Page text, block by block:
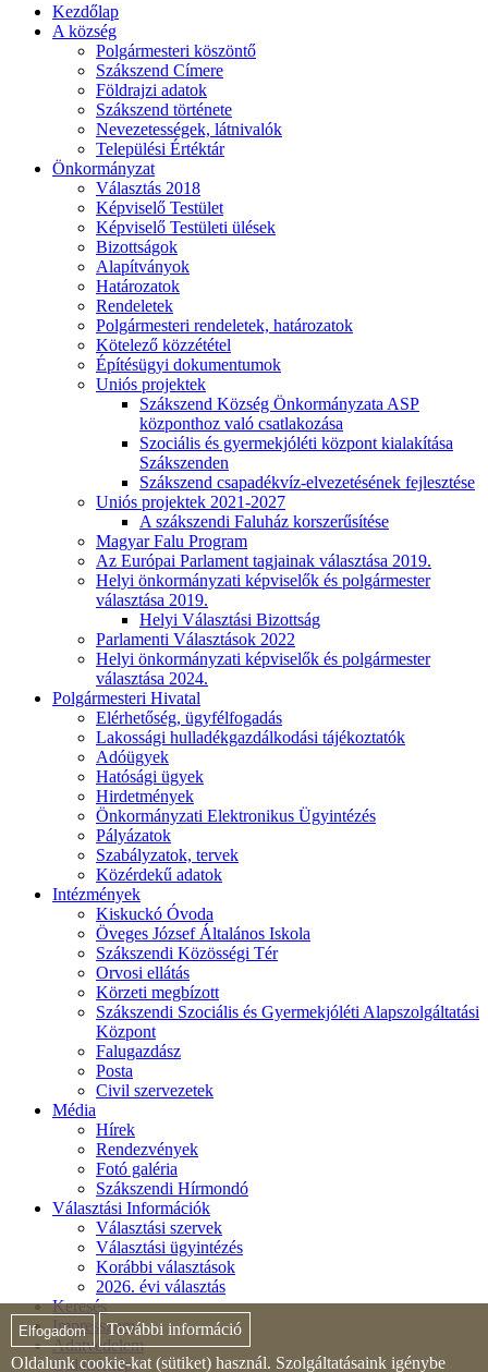
Elfogadom
További információ
Oldalunk cookie-kat (sütiket) használ. Szolgáltatásaink igénybe
Kezdőlap
A község
Polgármesteri köszöntő
Szákszend Címere
Földrajzi adatok
Szákszend története
Nevezetességek, látnivalók
Települési Értéktár
Önkormányzat
Választás 2018
Képviselő Testület
Képviselő Testületi ülések
Bizottságok
Alapítványok
Határozatok
Rendeletek
Polgármesteri rendeletek, határozatok
Kötelező közzététel
Építésügyi dokumentumok
Uniós projektek
Szákszend Község Önkormányzata ASP
központhoz való csatlakozása
Szociális és gyermekjóléti központ kialakítása
Szákszenden
Szákszend csapadékvíz-elvezetésének fejlesztése
Uniós projektek 2021-2027
A szákszendi Faluház korszerűsítése
Magyar Falu Program
Az Európai Parlament tagjainak választása 2019.
Helyi önkormányzati képviselők és polgármester
választása 2019.
Helyi Választási Bizottság
Parlamenti Választások 2022
Helyi önkormányzati képviselők és polgármester
választása 2024.
Polgármesteri Hivatal
Elérhetőség, ügyfélfogadás
Lakossági hulladékgazdálkodási tájékoztatók
Adóügyek
Hatósági ügyek
Hirdetmények
Önkormányzati Elektronikus Ügyintézés
Pályázatok
Szabályzatok, tervek
Közérdekű adatok
Intézmények
Kiskuckó Óvoda
Öveges József Általános Iskola
Szákszendi Közösségi Tér
Orvosi ellátás
Körzeti megbízott
Szákszendi Szociális és Gyermekjóléti Alapszolgáltatási
Központ
Falugazdász
Posta
Civil szervezetek
Média
Hírek
Rendezvények
Fotó galéria
Szákszendi Hírmondó
Választási Információk
Választási szervek
Választási ügyintézés
Korábbi választások
2026. évi választás
Keresés
Impresszum
Adatvédelem
Oldaltérkép